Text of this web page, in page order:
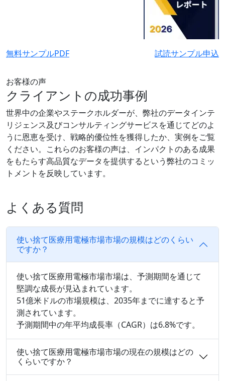
無料サンプルPDF 試読サンプル申込
お客様の声
クライアントの成功事例
世界中の企業やステークホルダーが、弊社のデータインテ
リジェンス及びコンサルティングサービスを通じてどのよ
うに恩恵を受け、戦略的優位性を獲得したか、実例をご覧
ください。これらのお客様の声は、インパクトのある成果
をもたらす高品質なデータを提供するという弊社のコミッ
トメントを反映しています。
よくある質問
使い捨て医療用電極市場市場の規模はどのくらい
ですか？
使い捨て医療用電極市場市場は、予測期間を通じて
堅調な成長が見込まれています。
51億米ドルの市場規模は、2035年までに達すると予
測されています。
予測期間中の年平均成長率（CAGR）は6.8%です。
使い捨て医療用電極市場市場の現在の規模はどの
くらいですか？